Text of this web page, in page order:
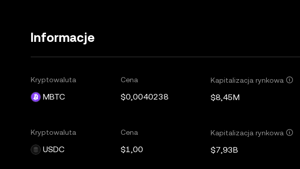
Informacje
Kryptowaluta
MBTC
Cena
$0,0040238
Kapitalizacja rynkowa
$8,45M
Kryptowaluta
USDC
Cena
$1,00
Kapitalizacja rynkowa
$7,93B